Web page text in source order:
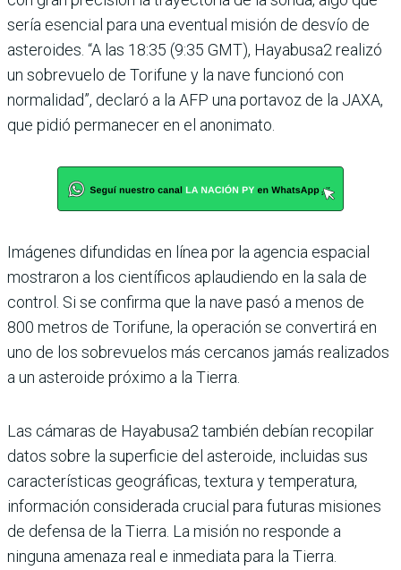
sería esencial para una eventual misión de desvío de
asteroides. “A las 18:35 (9:35 GMT), Hayabusa2 realizó
un sobrevuelo de Torifune y la nave funcionó con
normalidad”, declaró a la AFP una portavoz de la JAXA,
que pidió permanecer en el anonimato.
Imágenes difundidas en línea por la agencia espacial
mostraron a los científicos aplaudiendo en la sala de
control. Si se confirma que la nave pasó a menos de
800 metros de Torifune, la operación se convertirá en
uno de los sobrevuelos más cercanos jamás realizados
a un asteroide próximo a la Tierra.
Las cámaras de Hayabusa2 también debían recopilar
datos sobre la superficie del asteroide, incluidas sus
características geográficas, textura y temperatura,
información considerada crucial para futuras misiones
de defensa de la Tierra. La misión no responde a
ninguna amenaza real e inmediata para la Tierra.